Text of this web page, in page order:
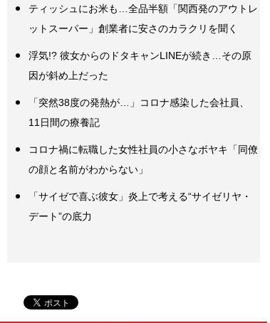
ティッシュにお米も…全品半額「関西発のアウトレ
ットスーパー」創業者に安さのカラクリを聞く
浮気!? 彼女からのドタキャンLINEが続き…その原
因が斜め上だった
「突然38度の発熱が…」コロナ感染した会社員、
11日間の療養記
コロナ禍に転職した女性社員の小さなボヤキ「同僚
の顔と名前がわからない」
「サイゼで喜ぶ彼女」炎上で考える“サイゼリヤ・
デート”の底力